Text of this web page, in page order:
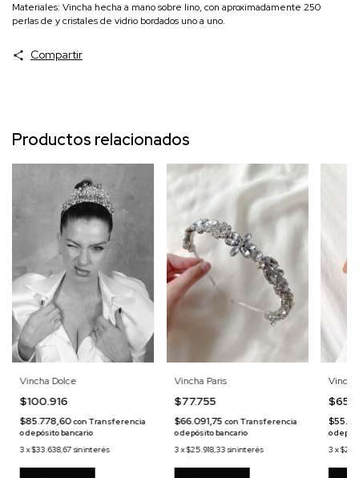
Materiales: Vincha hecha a mano sobre lino, con aproximadamente 250
perlas de y cristales de vidrio bordados uno a uno.
Compartir
Productos relacionados
Vincha Dolce
$100.916
$85.778,60con Transferencia
o depósito bancario
3 x$33.638,67 sin interés
Vincha Paris
$77.755
$66.091,75conTransferencia
o depósito bancario
3x$25.918,33sin interés
o
3 x